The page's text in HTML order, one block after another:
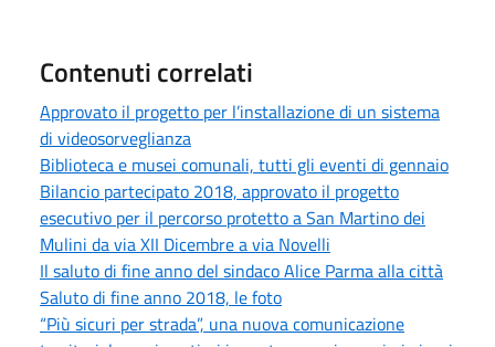
Contenuti correlati
Approvato il progetto per l’installazione di un sistema
di videosorveglianza
Biblioteca e musei comunali, tutti gli eventi di gennaio
Bilancio partecipato 2018, approvato il progetto
esecutivo per il percorso protetto a San Martino dei
Mulini da via XII Dicembre a via Novelli
Il saluto di fine anno del sindaco Alice Parma alla città
Saluto di fine anno 2018, le foto
“Più sicuri per strada”, una nuova comunicazione